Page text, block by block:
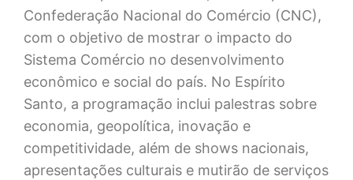
Confederação Nacional do Comércio (CNC),
com o objetivo de mostrar o impacto do
Sistema Comércio no desenvolvimento
econômico e social do país. No Espírito
Santo, a programação inclui palestras sobre
economia, geopolítica, inovação e
competitividade, além de shows nacionais,
apresentações culturais e mutirão de serviços